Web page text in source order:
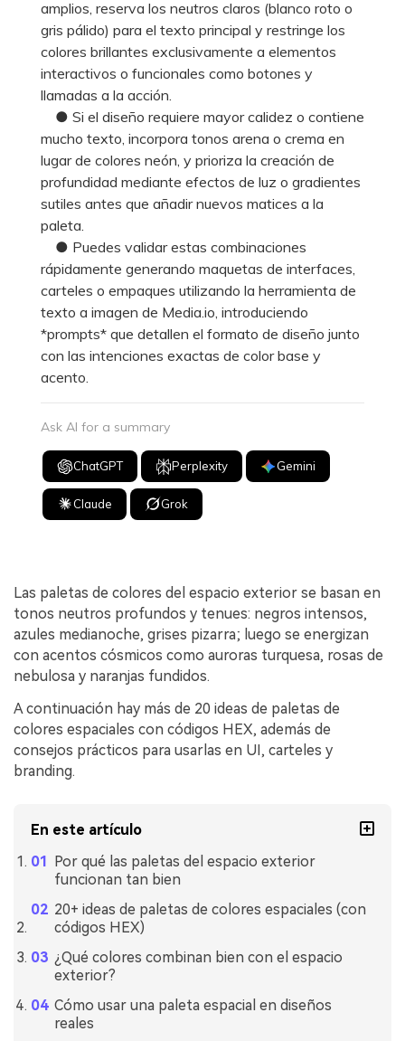
amplios, reserva los neutros claros (blanco roto o
gris pálido) para el texto principal y restringe los
colores brillantes exclusivamente a elementos
interactivos o funcionales como botones y
llamadas a la acción.
● Si el diseño requiere mayor calidez o contiene
mucho texto, incorpora tonos arena o crema en
lugar de colores neón, y prioriza la creación de
profundidad mediante efectos de luz o gradientes
sutiles antes que añadir nuevos matices a la
paleta.
● Puedes validar estas combinaciones
rápidamente generando maquetas de interfaces,
carteles o empaques utilizando la herramienta de
texto a imagen de Media.io, introduciendo
*prompts* que detallen el formato de diseño junto
con las intenciones exactas de color base y
acento.
Ask AI for a summary
ChatGPT Perplexity Gemini
Claude Grok
Las paletas de colores del espacio exterior se basan en
tonos neutros profundos y tenues: negros intensos,
azules medianoche, grises pizarra; luego se energizan
con acentos cósmicos como auroras turquesa, rosas de
nebulosa y naranjas fundidos.
A continuación hay más de 20 ideas de paletas de
colores espaciales con códigos HEX, además de
consejos prácticos para usarlas en UI, carteles y
branding.
En este artículo
Por qué las paletas del espacio exterior
funcionan tan bien
20+ ideas de paletas de colores espaciales (con
códigos HEX)
¿Qué colores combinan bien con el espacio
exterior?
Cómo usar una paleta espacial en diseños
reales